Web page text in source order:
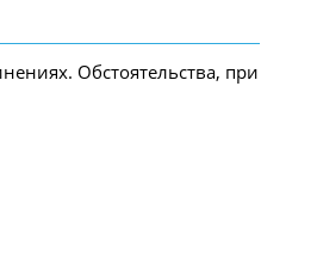
Обстоятельства, при